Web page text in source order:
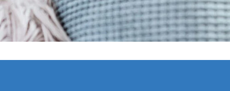
India
English
India
English
Über uns